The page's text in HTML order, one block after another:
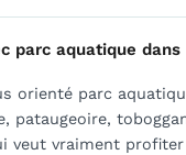
parc aquatique
orienté parc
pataugeoire,
vraiment